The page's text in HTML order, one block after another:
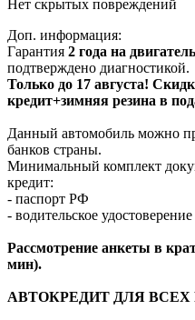
Нет скрытых повреждений
Доп. информация:
Гарантия 2 года на
подтверждено диагностикой.
Только до 17 августа!
кредит+зимняя резина в
Данный автомобиль можно
банков страны.
Минимальный комплект
кредит:
- паспорт РФ
- водительское удостоверение
Рассмотрение анкеты в
мин).
АВТОКРЕДИТ ДЛЯ ВСЕХ